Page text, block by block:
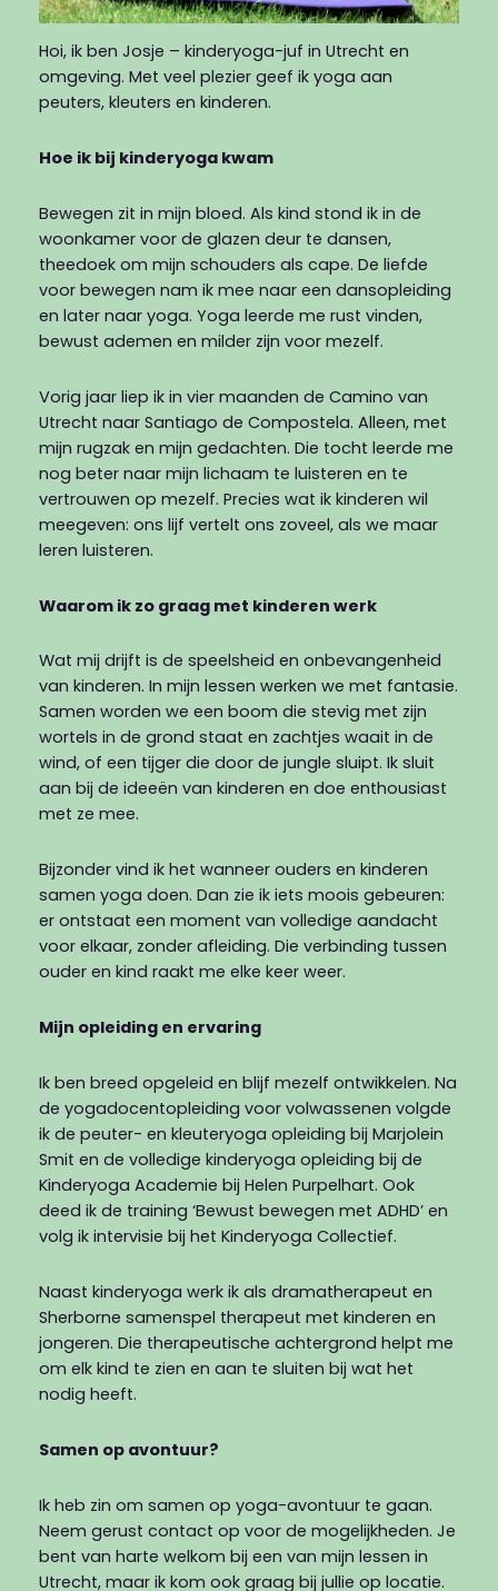
Hoi, ik ben Josje – kinderyoga-juf in Utrecht en
omgeving. Met veel plezier geef ik yoga aan
peuters, kleuters en kinderen.
Hoe ik bij kinderyoga kwam
Bewegen zit in mijn bloed. Als kind stond ik in de
woonkamer voor de glazen deur te dansen,
theedoek om mijn schouders als cape. De liefde
voor bewegen nam ik mee naar een dansopleiding
en later naar yoga. Yoga leerde me rust vinden,
bewust ademen en milder zijn voor mezelf.
Vorig jaar liep ik in vier maanden de Camino van
Utrecht naar Santiago de Compostela. Alleen, met
mijn rugzak en mijn gedachten. Die tocht leerde me
nog beter naar mijn lichaam te luisteren en te
vertrouwen op mezelf. Precies wat ik kinderen wil
meegeven: ons lijf vertelt ons zoveel, als we maar
leren luisteren.
Waarom ik zo graag met kinderen werk
Wat mij drijft is de speelsheid en onbevangenheid
van kinderen. In mijn lessen werken we met fantasie.
Samen worden we een boom die stevig met zijn
wortels in de grond staat en zachtjes waait in de
wind, of een tijger die door de jungle sluipt. Ik sluit
aan bij de ideeën van kinderen en doe enthousiast
met ze mee.
Bijzonder vind ik het wanneer ouders en kinderen
samen yoga doen. Dan zie ik iets moois gebeuren:
er ontstaat een moment van volledige aandacht
voor elkaar, zonder afleiding. Die verbinding tussen
ouder en kind raakt me elke keer weer.
Mijn opleiding en ervaring
Ik ben breed opgeleid en blijf mezelf ontwikkelen. Na
de yogadocentopleiding voor volwassenen volgde
ik de peuter- en kleuteryoga opleiding bij Marjolein
Smit en de volledige kinderyoga opleiding bij de
Kinderyoga Academie bij Helen Purpelhart. Ook
deed ik de training ‘Bewust bewegen met ADHD’ en
volg ik intervisie bij het Kinderyoga Collectief.
Naast kinderyoga werk ik als dramatherapeut en
Sherborne samenspel therapeut met kinderen en
jongeren. Die therapeutische achtergrond helpt me
om elk kind te zien en aan te sluiten bij wat het
nodig heeft.
Samen op avontuur?
Ik heb zin om samen op yoga-avontuur te gaan.
Neem gerust contact op voor de mogelijkheden. Je
bent van harte welkom bij een van mijn lessen in
Utrecht, maar ik kom ook graag bij jullie op locatie.